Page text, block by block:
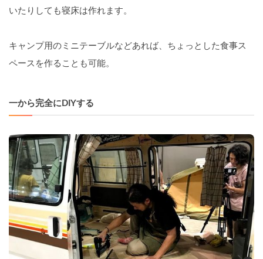
いたりしても寝床は作れます。
キャンプ用のミニテーブルなどあれば、ちょっとした食事ス
ペースを作ることも可能。
一から完全にDIYする